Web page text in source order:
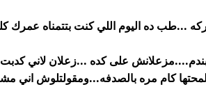
...طب ده اليوم اللي كنت بتتمناه عمرك
على كده ...زعلان لاني
كام مره بالصدفه...ومقولتلوش اني